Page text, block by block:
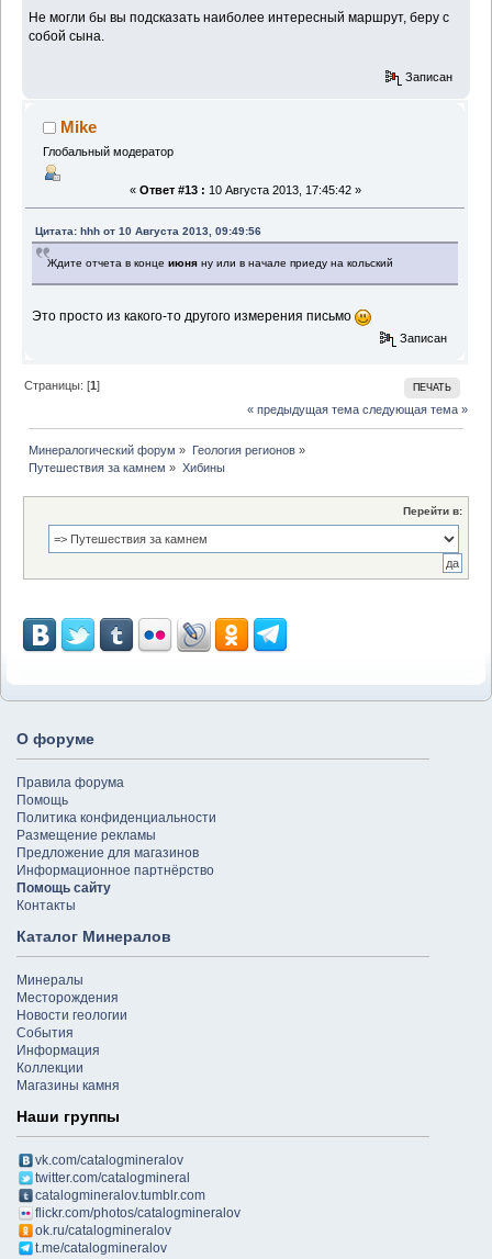
Не могли бы вы подсказать наиболее интересный маршрут, беру с
собой сына.
Записан
Mike
Глобальный модератор
« Ответ #13 : 10 Августа 2013, 17:45:42 »
Цитата: hhh от 10 Августа 2013, 09:49:56
Ждите отчета в концеиюняну или в начале приеду на кольский
Это просто из какого-то другого измерения письмо
Записан
ПЕЧАТЬ
Страницы: [1]
« предыдущая тема следующая тема »
Минералогический форум » Геология регионов»
Путешествия за камнем » Хибины
Перейти в:
О форуме
Правила форума
Помощь
Политика конфиденциальности
Размещение рекламы
Предложение для магазинов
Информационное партнёрство
Помощь сайту
Контакты
Каталог Минералов
Минералы
Месторождения
Новости геологии
События
Информация
Коллекции
Магазины камня
Наши группы
vk.com/catalogmineralov
twitter.com/catalogmineral
catalogmineralov.tumblr.com
flickr.com/photos/catalogmineralov
ok.ru/catalogmineralov
t.me/catalogmineralov